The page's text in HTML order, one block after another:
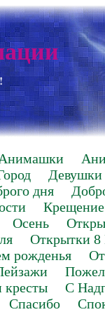
Анимашки
Девушки
дня
Крещение
Осень
Открытки 8
рожденья
кресты
С
Спасибо